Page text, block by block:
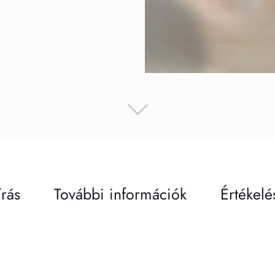
További információk